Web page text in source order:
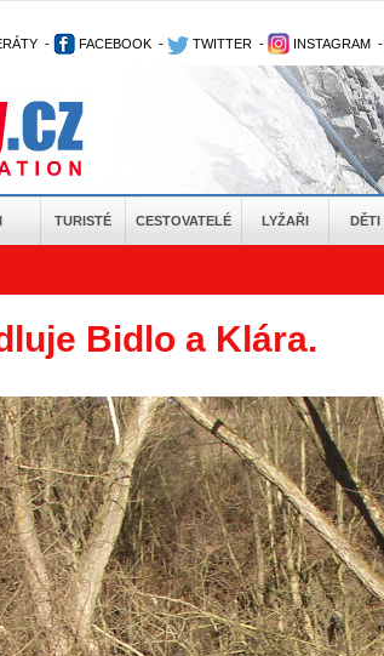
- FACEBOOK - TWITTER - INSTAGRAM -
TURISTÉ CESTOVATELÉ LYŽAŘI DĚTI
Bidlo a Klára.